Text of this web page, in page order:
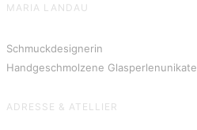
MARIA LANDAU
Schmuckdesignerin
Handgeschmolzene Glasperlenunikate
ADRESSE & ATELLIER